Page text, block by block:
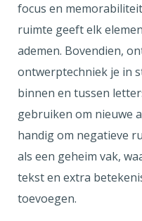
focus en
ruimte geeft elk
ademen. Bovendien,
ontwerptechniek je in
binnen en tussen
gebruiken om nieuwe
handig om negatieve
als een geheim vak,
tekst en extra
toevoegen.